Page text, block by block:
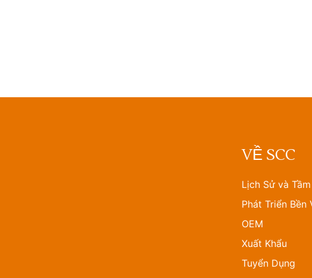
VỀ SCC
Lịch Sử và
Phát Triển Bền
OEM
Xuất Khẩu
Tuyển Dụng